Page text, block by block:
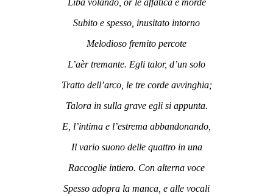
Liba volando, or le affatica e morde
Subito e spesso, inusitato intorno
Melodioso fremito percote
L’aèr tremante. Egli talor, d’un solo
Tratto dell’arco, le tre corde avvinghia;
Talora in sulla grave egli si appunta.
E, l’intima e l’estrema abbandonando,
Il vario suono delle quattro in una
Raccoglie intiero. Con alterna voce
Spesso adopra la manca, e alle vocali